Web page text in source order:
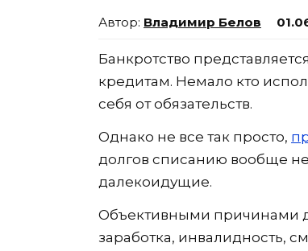
Владимир Белов
Банкротство
кредитам. Немало кто
себя от обязательств.
Однако не все так просто,
долгов списанию вообще
далекоидущие.
Объективными причинами
заработка, инвалидность,